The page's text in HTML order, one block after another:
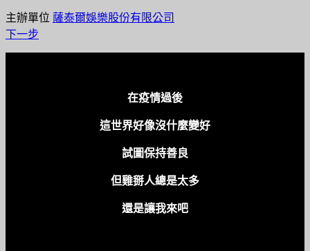
主辦單位 薩泰爾娛樂股份有限公司
下一步
在疫情過後
這世界好像沒什麼變好
試圖保持善良
但雞掰人總是太多
還是讓我來吧